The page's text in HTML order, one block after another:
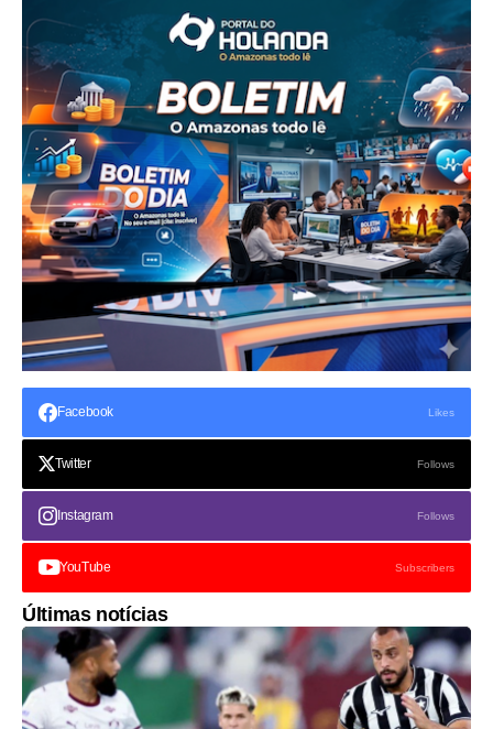
Facebook Likes
Twitter Follows
Instagram Follows
YouTube Subscribers
Últimas notícias